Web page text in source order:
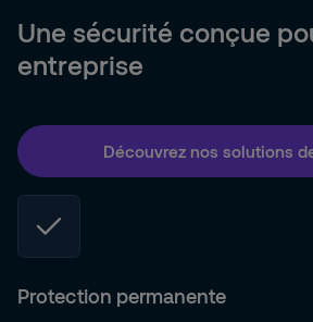
Une sécurité conçue
entreprise
Découvrez nos solutions
Protection permanente